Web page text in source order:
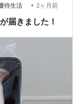
も味覇のみ。 こ
待生活 • 2ヶ月前
届きました！